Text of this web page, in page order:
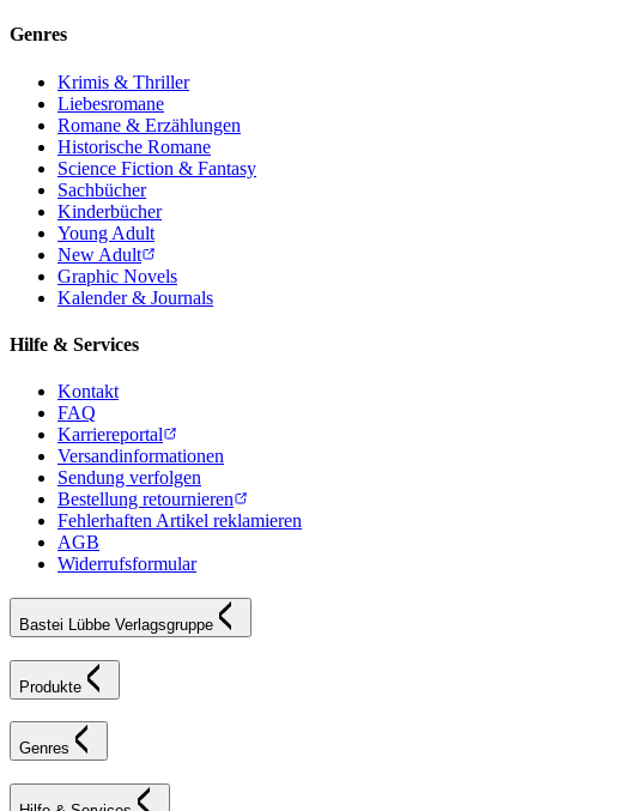
Genres
Krimis & Thriller
Liebesromane
Romane & Erzählungen
Historische Romane
Science Fiction & Fantasy
Sachbücher
Kinderbücher
Young Adult
New Adult
Graphic Novels
Kalender & Journals
Hilfe & Services
Kontakt
FAQ
Karriereportal
Versandinformationen
Sendung verfolgen
Bestellung retournieren
Fehlerhaften Artikel reklamieren
AGB
Widerrufsformular
Bastei Lübbe Verlagsgruppe
Produkte
Genres